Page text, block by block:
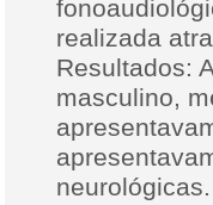
realizada
Resultados:
masculino,